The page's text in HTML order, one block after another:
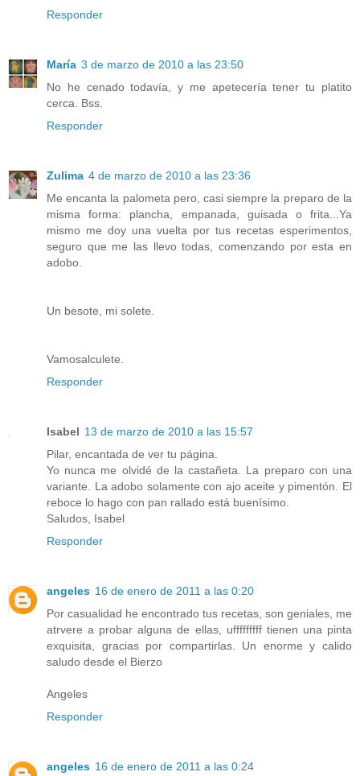
Responder
María 3 de marzo de 2010 a las 23:50
No he cenado todavía, y me apetecería tener tu platito
cerca. Bss.
Responder
Zulima 4 de marzo de 2010 a las 23:36
Me encanta la palometa pero, casi siempre la preparo de la
misma forma: plancha, empanada, guisada o frita...Ya
mismo me doy una vuelta por tus recetas esperimentos,
seguro que me las llevo todas, comenzando por esta en
adobo.
Un besote, mi solete.
Vamosalculete.
Responder
Isabel 13 de marzo de 2010 a las 15:57
Pilar, encantada de ver tu página.
Yo nunca me olvidé de la castañeta. La preparo con una
variante. La adobo solamente con ajo aceite y pimentón. El
reboce lo hago con pan rallado está buenísimo.
Saludos, Isabel
Responder
angeles 16 de enero de 2011 a las 0:20
Por casualidad he encontrado tus recetas, son geniales, me
atrvere a probar alguna de ellas, ufffffffff tienen una pinta
exquisita, gracias por compartirlas. Un enorme y calido
saludo desde el Bierzo
Angeles
Responder
angeles 16 de enero de 2011 a las 0:24